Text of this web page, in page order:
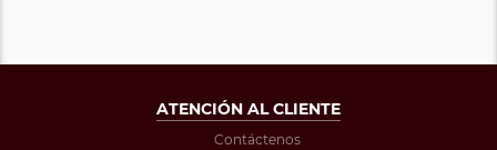
ATENCIÓN AL CLIENTE
Contáctenos